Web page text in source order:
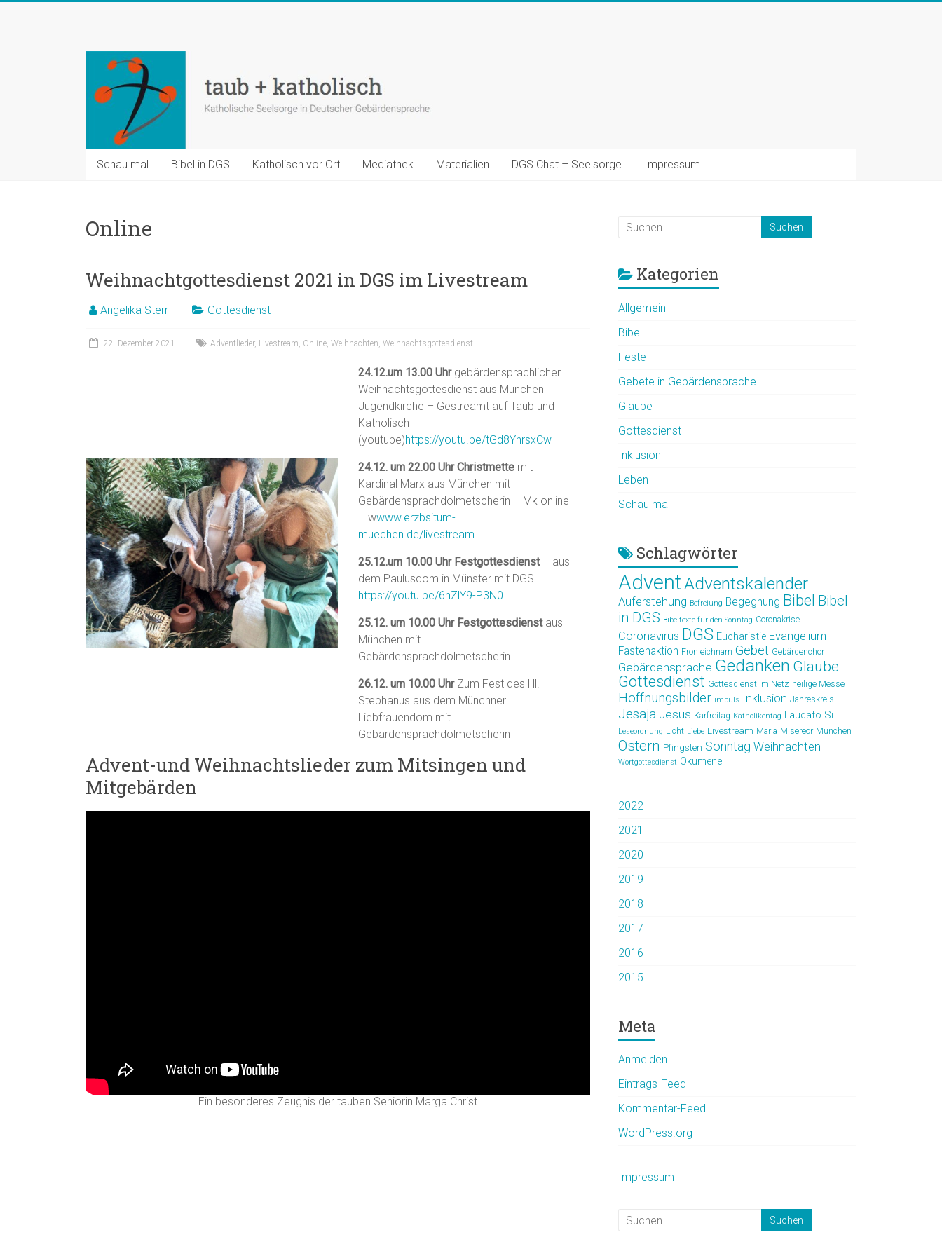
taub
katholisch
Katholische
Seelsorge
Schau mal Bibel in DGS Katholisch vor Ort Mediathek Materialien DGS Chat – Seelsorge Impressum
Online
Weihnachtgottesdienst 2021 in DGS im Livestream
Angelika Sterr Gottesdienst
22. Dezember 2021 Adventlieder, Livestream, Online, Weihnachten, Weihnachtsgottesdienst
24.12.um 13.00 Uhrgebärdensprachlicher
Weihnachtsgottesdienst aus München
Jugendkirche – Gestreamt auf Taub und
Katholisch
(youtube)https://youtu.be/tGd8YnrsxCw
24.12. um 22.00 Uhr Christmettemit
Kardinal Marx aus München mit
Gebärdensprachdolmetscherin – Mk online
– wwww.erzbsitum-
muechen.de/livestream
25.12.um 10.00 Uhr Festgottesdienst– aus
dem Paulusdom in Münster mit DGS
https://youtu.be/6hZlY9-P3N0
25.12. um 10.00 Uhr Festgottesdienstaus
München mit
Gebärdensprachdolmetscherin
26.12. um 10.00 UhrZum Fest des Hl.
Stephanus aus dem Münchner
Liebfrauendom mit
Gebärdensprachdolmetscherin
Advent-und Weihnachtslieder zum Mitsingen und
Mitgebärden
Ein besonderes Zeugnis der tauben Seniorin Marga Christ
Kategorien
Allgemein
Bibel
Feste
Gebete in Gebärdensprache
Glaube
Gottesdienst
Inklusion
Leben
Schau mal
Schlagwörter
AdventAdventskalender
Auferstehung Befreiung Begegnung Bibel Bibel
in DGS Bibeltexte für den Sonntag Coronakrise
Coronavirus DGS Eucharistie Evangelium
Fastenaktion Fronleichnam Gebet Gebärdenchor
Gebärdensprache Gedanken Glaube
Gottesdienst Gottesdienst im Netz heilige Messe
Hoffnungsbilder impuls Inklusion Jahreskreis
Jesaja Jesus Karfreitag Katholikentag Laudato Si
Leseordnung Licht Liebe Livestream Maria Misereor München
Ostern Pfingsten Sonntag Weihnachten
Wortgottesdienst Ökumene
2022
2021
2020
2019
2018
2017
2016
2015
Meta
Anmelden
Eintrags-Feed
Kommentar-Feed
WordPress.org
Impressum